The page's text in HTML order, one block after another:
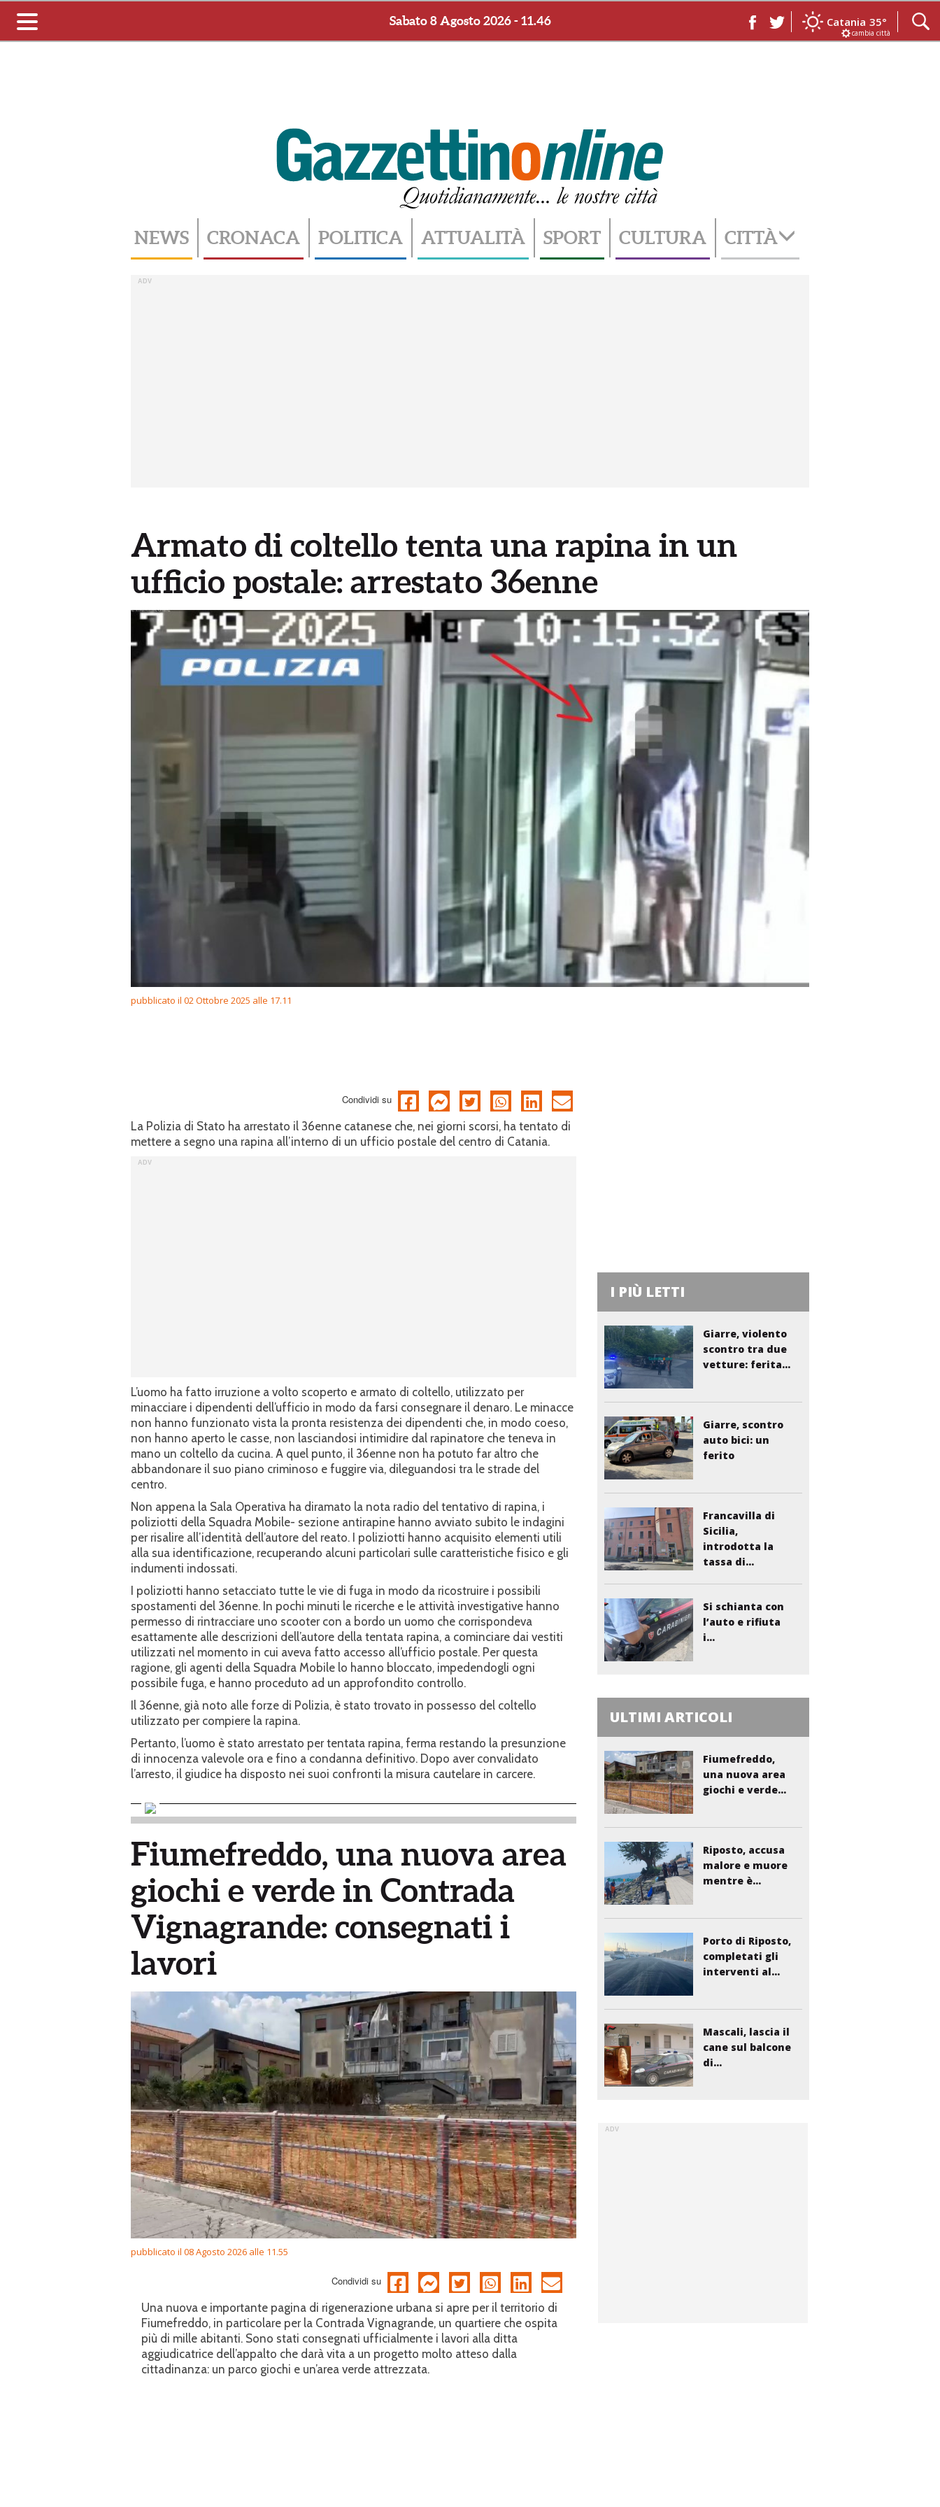
Toggle
navigation
Sabato 8 Agosto 2026 - 11.46 Catania 35°
cambia città
NEWS CRONACA POLITICA ATTUALITÀ SPORT CULTURA CITTÀ
Armato di coltello tenta una rapina in un
ufficio postale: arrestato 36enne
pubblicato il 02 Ottobre 2025 alle 17.11
Condividi su
La Polizia di Stato ha arrestato il 36enne catanese che, nei giorni scorsi, ha tentato di
mettere a segno una rapina all’interno di un ufficio postale del centro di Catania.
L’uomo ha fatto irruzione a volto scoperto e armato di coltello, utilizzato per
minacciare i dipendenti dell’ufficio in modo da farsi consegnare il denaro. Le minacce
non hanno funzionato vista la pronta resistenza dei dipendenti che, in modo coeso,
non hanno aperto le casse, non lasciandosi intimidire dal rapinatore che teneva in
mano un coltello da cucina. A quel punto, il 36enne non ha potuto far altro che
abbandonare il suo piano criminoso e fuggire via, dileguandosi tra le strade del
centro.
Non appena la Sala Operativa ha diramato la nota radio del tentativo di rapina, i
poliziotti della Squadra Mobile- sezione antirapine hanno avviato subito le indagini
per risalire all’identità dell’autore del reato. I poliziotti hanno acquisito elementi utili
alla sua identificazione, recuperando alcuni particolari sulle caratteristiche fisico e gli
indumenti indossati.
I poliziotti hanno setacciato tutte le vie di fuga in modo da ricostruire i possibili
spostamenti del 36enne. In pochi minuti le ricerche e le attività investigative hanno
permesso di rintracciare uno scooter con a bordo un uomo che corrispondeva
esattamente alle descrizioni dell’autore della tentata rapina, a cominciare dai vestiti
utilizzati nel momento in cui aveva fatto accesso all’ufficio postale. Per questa
ragione, gli agenti della Squadra Mobile lo hanno bloccato, impedendogli ogni
possibile fuga, e hanno proceduto ad un approfondito controllo.
Il 36enne, già noto alle forze di Polizia, è stato trovato in possesso del coltello
utilizzato per compiere la rapina.
Pertanto, l’uomo è stato arrestato per tentata rapina, ferma restando la presunzione
di innocenza valevole ora e fino a condanna definitivo. Dopo aver convalidato
l’arresto, il giudice ha disposto nei suoi confronti la misura cautelare in carcere.
Fiumefreddo, una nuova area
giochi e verde in Contrada
Vignagrande: consegnati i
lavori
pubblicato il 08 Agosto 2026 alle 11.55
Condividi su
Una nuova e importante pagina di rigenerazione urbana si apre per il territorio di
Fiumefreddo, in particolare per la Contrada Vignagrande, un quartiere che ospita
più di mille abitanti. Sono stati consegnati ufficialmente i lavori alla ditta
aggiudicatrice dell’appalto che darà vita a un progetto molto atteso dalla
cittadinanza: un parco giochi e un’area verde attrezzata.
I PIÙ LETTI
Giarre, violento
scontro tra due
vetture: ferita...
Giarre, scontro
auto bici: un
ferito
Francavilla di
Sicilia,
introdotta la
tassa di...
Si schianta con
l’auto e rifiuta
i...
ULTIMI ARTICOLI
Fiumefreddo,
una nuova area
giochi e verde...
Riposto, accusa
malore e muore
mentre è...
Porto di Riposto,
completati gli
interventi al...
Mascali, lascia il
cane sul balcone
di...